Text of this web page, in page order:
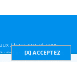
/ bancaires et nous
ces informations